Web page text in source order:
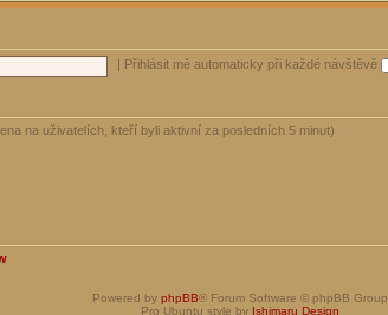
Přihlásit mě automaticky při každé návštěvě
na uživatelích, kteří byli aktivní za posledních 5 minut)
Powered by phpBB® Forum Software © phpBB Group
Pro Ubuntu style by Ishimaru Design